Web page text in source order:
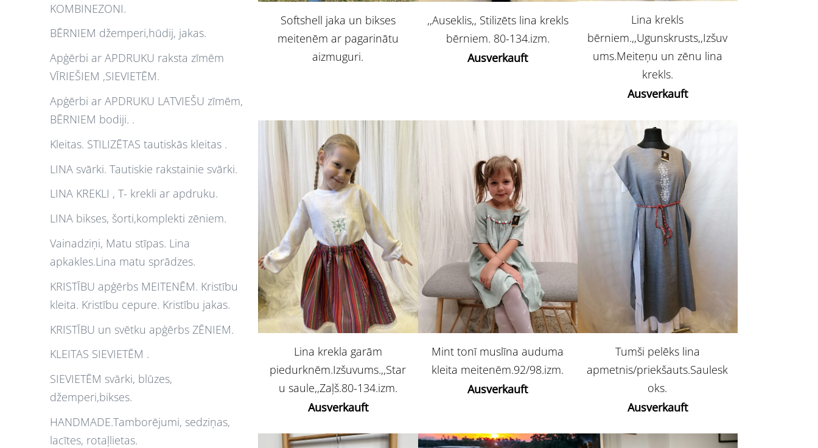
KOMBINEZONI.
BĒRNIEM džemperi,hūdij, jakas.
Apģērbi ar APDRUKU raksta zīmēm
VĪRIEŠIEM ,SIEVIETĒM.
Apģērbi ar APDRUKU LATVIEŠU zīmēm,
BĒRNIEM bodiji. .
Kleitas. STILIZĒTAS tautiskās kleitas .
LINA svārki. Tautiskie rakstainie svārki.
LINA KREKLI , T- krekli ar apdruku.
LINA bikses, šorti,komplekti zēniem.
Vainadziņi, Matu stīpas. Lina
apkakles.Lina matu sprādzes.
KRISTĪBU apģērbs MEITENĒM. Kristību
kleita. Kristību cepure. Kristību jakas.
KRISTĪBU un svētku apģērbs ZĒNIEM.
KLEITAS SIEVIETĒM .
SIEVIETĒM svārki, blūzes,
džemperi,bikses.
HANDMADE.Tamborējumi, sedziņas,
lacītes, rotaļlietas.
Softshell jaka un bikses
meitenēm ar pagarinātu
aizmuguri.
,,Auseklis,, Stilizēts lina krekls
bērniem. 80-134.izm.
Ausverkauft
Lina krekls
bērniem.,,Ugunskrusts,,Izšuv
ums.Meiteņu un zēnu lina
krekls.
Ausverkauft
Lina krekla garām
piedurknēm.Izšuvums.,,Star
u saule,,Zaļš.80-134.izm.
Ausverkauft
Mint tonī muslīna auduma
kleita meitenēm.92/98.izm.
Ausverkauft
Tumši pelēks lina
apmetnis/priekšauts.Saulesk
oks.
Ausverkauft